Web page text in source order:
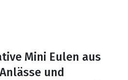
Mini Eulen aus
und